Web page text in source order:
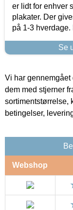
er lidt for enhver
plakater. Der
på 1-3
Se
Vi har
dem med stjerner
sortimentstørrelse,
betingelser,
Webshop